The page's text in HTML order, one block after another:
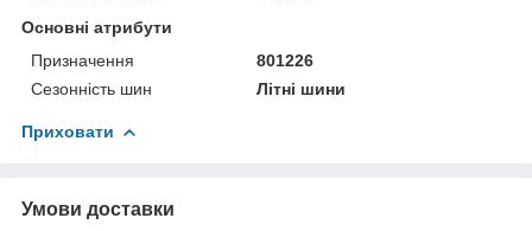
Основні атрибути
Призначення
801226
Сезонність шин
Літні шини
Приховати
Умови доставки